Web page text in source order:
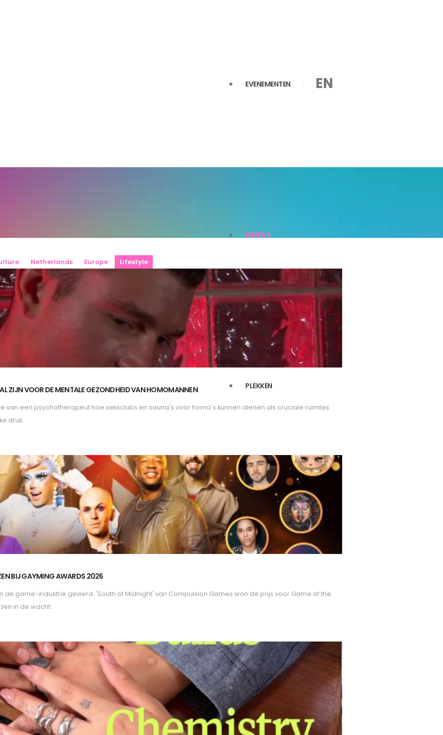
EVENEMENTEN
NIEUWS
PLEKKEN
EN
EN
Netherlands Europe Lifestyle
ZIJN VOOR DE MENTALE GEZONDHEID VAN HOMOMANNEN
een psychotherapeut hoe seksclubs en sauna's voor homo's kunnen dienen als cruciale ruimtes
druk.
BIJ GAYMING AWARDS 2026
game-industrie gevierd. 'South of Midnight' van Compulsion Games won de prijs voor Game of the
in de wacht.